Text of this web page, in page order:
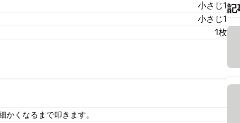
小さじ1
小さじ1
1枚
かくなるまで叩きます。
記